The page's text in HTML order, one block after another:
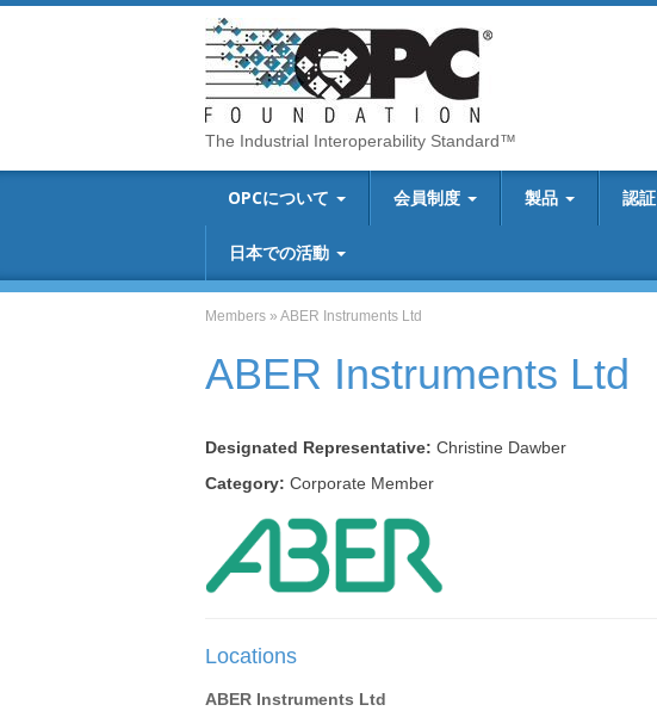
The Industrial Interoperability Standard™
OPCについて 会員制度 製品 認証
日本での活動
Members » ABER Instruments Ltd
ABER Instruments Ltd
Designated Representative: Christine Dawber
Category: Corporate Member
Locations
ABER Instruments Ltd